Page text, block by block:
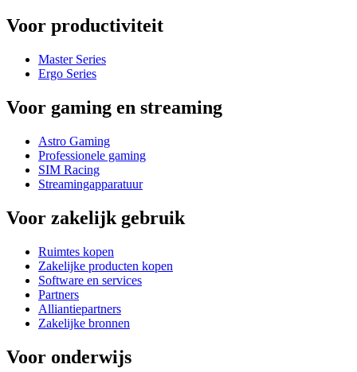
Voor productiviteit
Master Series
Ergo Series
Voor gaming en streaming
Astro Gaming
Professionele gaming
SIM Racing
Streamingapparatuur
Voor zakelijk gebruik
Ruimtes kopen
Zakelijke producten kopen
Software en services
Partners
Alliantiepartners
Zakelijke bronnen
Voor onderwijs